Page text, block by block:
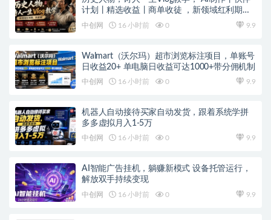
计划丨精选收益丨商单收徒 ，新领域红利期，
抓紧做
中创网 16 小时前 0 9.9
Walmart（沃尔玛）超市浏览标注项目，单账号
日收益20+ 单电脑日收益可达1000+带分佣机制
中创网 16 小时前 0 9.9
机器人自动接待买家自动发货，跟着系统学拼
多多虚拟月入1-5万
中创网 16 小时前 0 9.9
AI智能广告挂机，躺赚新模式 设备托管运行，
解放双手持续变现
中创网 16 小时前 0 9.9